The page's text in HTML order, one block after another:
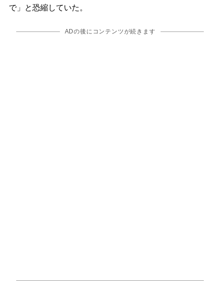
で」と恐縮していた。
ADの後にコンテンツが続きます